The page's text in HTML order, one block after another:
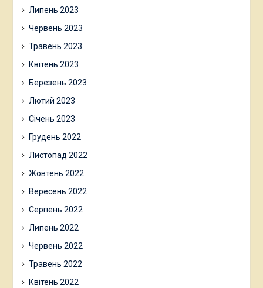
Липень 2023
Червень 2023
Травень 2023
Квітень 2023
Березень 2023
Лютий 2023
Січень 2023
Грудень 2022
Листопад 2022
Жовтень 2022
Вересень 2022
Серпень 2022
Липень 2022
Червень 2022
Травень 2022
Квітень 2022